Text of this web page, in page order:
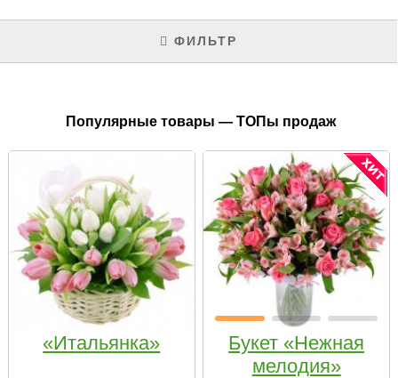
ФИЛЬТР
Популярные товары — ТОПы продаж
«Итальянка»
Букет «Нежная
мелодия»